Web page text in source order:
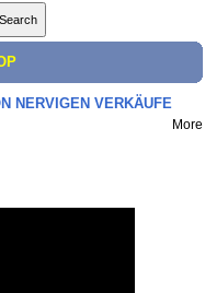
NERVIGEN VERKÄUFE
More